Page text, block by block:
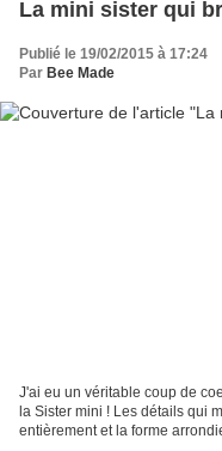
La mini sister qui
Publié le 19/02/2015 à 17:24
Par Bee Made
J'ai eu un véritable coup de
la Sister mini ! Les détails qui
entièrement et la forme